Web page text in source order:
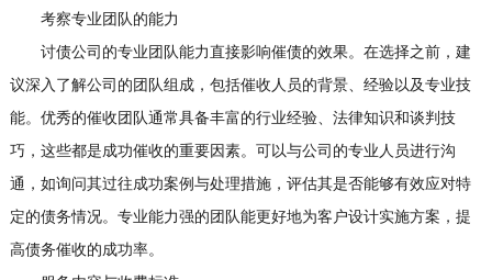
考察专业团队的能力
讨债公司的专业团队能力直接影响催债的效果。在选择之前，建
议深入了解公司的团队组成，包括催收人员的背景、经验以及专业技
能。优秀的催收团队通常具备丰富的行业经验、法律知识和谈判技
巧，这些都是成功催收的重要因素。可以与公司的专业人员进行沟
通，如询问其过往成功案例与处理措施，评估其是否能够有效应对特
定的债务情况。专业能力强的团队能更好地为客户设计实施方案，提
高债务催收的成功率。